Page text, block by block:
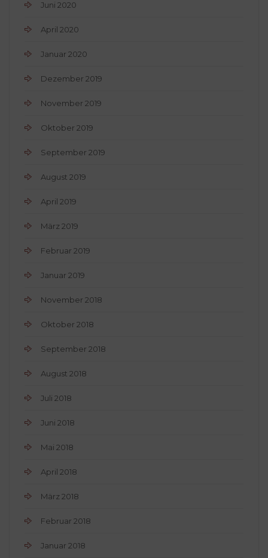
Juni 2020
April 2020
Januar 2020
Dezember 2019
November 2019
Oktober 2019
September 2019
August 2019
April 2019
März 2019
Februar 2019
Januar 2019
November 2018
Oktober 2018
September 2018
August 2018
Juli 2018
Juni 2018
Mai 2018
April 2018
März 2018
Februar 2018
Januar 2018